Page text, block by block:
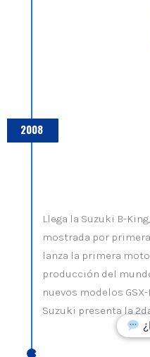
2008
Llega la Suzuki B-
mostrada por
lanza la primera
producción del
nuevos modelos
Suzuki presenta la